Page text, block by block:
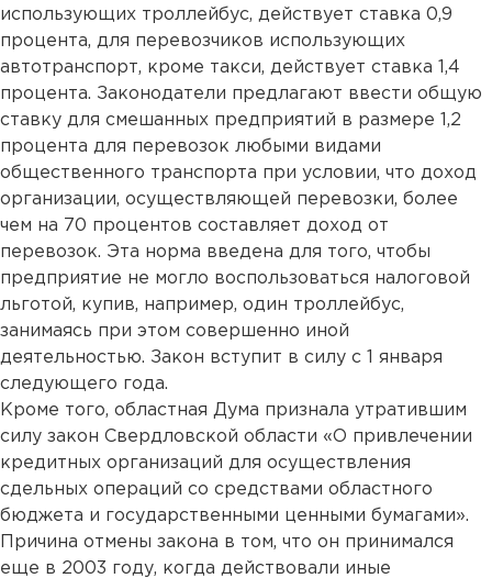
использующих троллейбус, действует ставка 0,9
процента, для перевозчиков использующих
автотранспорт, кроме такси, действует ставка 1,4
процента. Законодатели предлагают ввести общую
ставку для смешанных предприятий в размере 1,2
процента для перевозок любыми видами
общественного транспорта при условии, что доход
организации, осуществляющей перевозки, более
чем на 70 процентов составляет доход от
перевозок. Эта норма введена для того, чтобы
предприятие не могло воспользоваться налоговой
льготой, купив, например, один троллейбус,
занимаясь при этом совершенно иной
деятельностью. Закон вступит в силу с 1 января
следующего года.
Кроме того, областная Дума признала утратившим
силу закон Свердловской области «О привлечении
кредитных организаций для осуществления
сдельных операций со средствами областного
бюджета и государственными ценными бумагами».
Причина отмены закона в том, что он принимался
еще в 2003 году, когда действовали иные